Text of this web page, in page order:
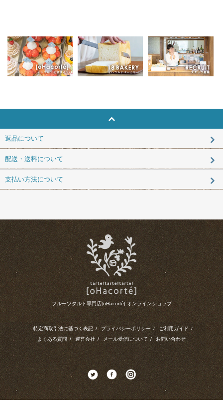
返品について
配送・送料について
支払い方法について
フルーツタルト専門店[oHacorté] オンラインショップ
特定商取引法に基づく表記 / プライバシーポリシー / ご利用ガイド /
よくある質問 / 運営会社 / メール受信について / お問い合わせ